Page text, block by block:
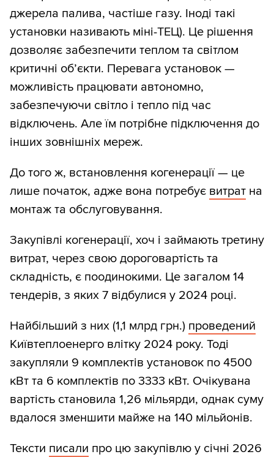
джерела палива, частіше газу. Іноді такі
установки називають міні-ТЕЦ). Це рішення
дозволяє забезпечити теплом та світлом
критичні об’єкти. Перевага установок —
можливість працювати автономно,
забезпечуючи світло і тепло під час
відключень. Але їм потрібне підключення до
інших зовнішніх мереж.
До того ж, встановлення когенерації — це
лише початок, адже вона потребує витрат на
монтаж та обслуговування.
Закупівлі когенерації, хоч і займають третину
витрат, через свою дороговартість та
складність, є поодинокими. Це загалом 14
тендерів, з яких 7 відбулися у 2024 році.
Найбільший з них (1,1 млрд грн.) проведений
Київтеплоенерго влітку 2024 року. Тоді
закупляли 9 комплектів установок по 4500
кВт та 6 комплектів по 3333 кВт. Очікувана
вартість становила 1,26 мільярди, однак суму
вдалося зменшити майже на 140 мільйонів.
Тексти писали про цю закупівлю у січні 2026